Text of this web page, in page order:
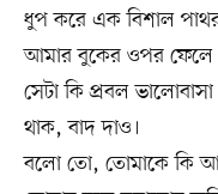
ধুপ করে এক বিশাল
আমার বুকের ওপর ফেলে
সেটা কি প্রবল
থাক, বাদ দাও।
বলো তো, তোমাকে কি